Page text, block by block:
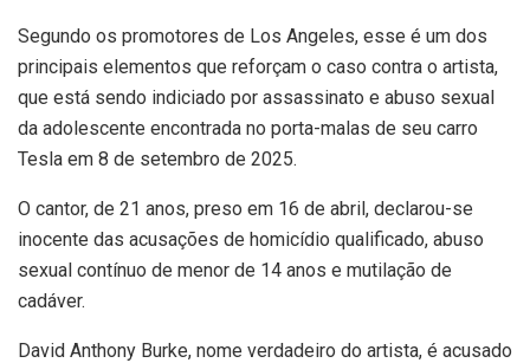
Segundo os promotores de Los Angeles, esse é um dos
principais elementos que reforçam o caso contra o artista,
que está sendo indiciado por assassinato e abuso sexual
da adolescente encontrada no porta-malas de seu carro
Tesla em 8 de setembro de 2025.
O cantor, de 21 anos, preso em 16 de abril, declarou-se
inocente das acusações de homicídio qualificado, abuso
sexual contínuo de menor de 14 anos e mutilação de
cadáver.
David Anthony Burke, nome verdadeiro do artista, é acusado